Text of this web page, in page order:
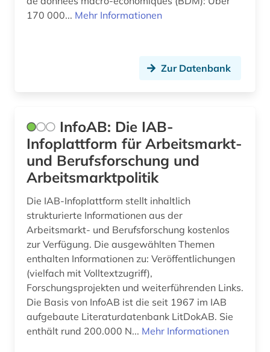
jagd (1)
journalistik (1)
karriere (1)
kennzahlen (1)
kolumbien (1)
kommunalwissenschaft (1)
konjunktur (1)
konkordanz (1)
krankheiten und seuchen (1)
kreditwesen (1)
170 000... Mehr Informationen
Zur Datenbank
InfoAB: Die IAB-
Infoplattform für Arbeitsmarkt-
und Berufsforschung und
Arbeitsmarktpolitik
Die IAB-Infoplattform stellt inhaltlich
strukturierte Informationen aus der
Arbeitsmarkt- und Berufsforschung kostenlos
zur Verfügung. Die ausgewählten Themen
enthalten Informationen zu: Veröffentlichungen
(vielfach mit Volltextzugriff),
Forschungsprojekten und weiterführenden Links.
Die Basis von InfoAB ist die seit 1967 im IAB
aufgebaute Literaturdatenbank LitDokAB. Sie
enthält rund 200.000 N... Mehr Informationen